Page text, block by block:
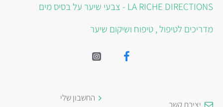
LA RICHE DIRECTIONS - צבעי שיער על בסיס מים
מדריכים לטיפול , טיפוח ושיקום שיער
יצירת קשר
החשבון שלי